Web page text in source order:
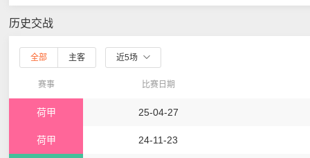
历史交战
全部 主客 近5场
赛事 比赛日期
荷甲 25-04-27
荷甲 24-11-23